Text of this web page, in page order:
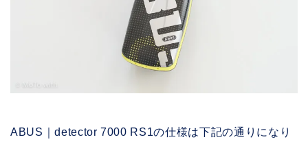
ABUS｜detector 7000 RS1の仕様は下記の通りになり